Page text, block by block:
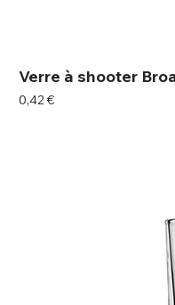
Verre à shooter
Prix
0,42 €